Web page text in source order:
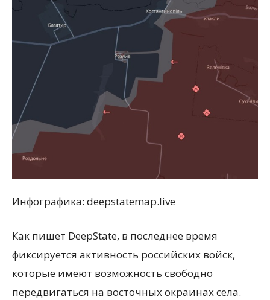
Инфографика: deepstatemap.live
Как пишет DeepState, в последнее время
фиксируется активность российских войск,
которые имеют возможность свободно
передвигаться на восточных окраинах села.